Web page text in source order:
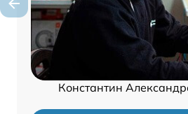
Константин